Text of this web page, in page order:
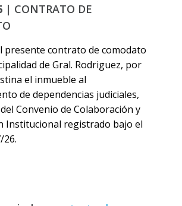
| CONTRATO DE
presente contrato de comodato
de Gral. Rodriguez, por
el inmueble al
de dependencias judiciales,
Convenio de Colaboración y
Institucional registrado bajo el
26.